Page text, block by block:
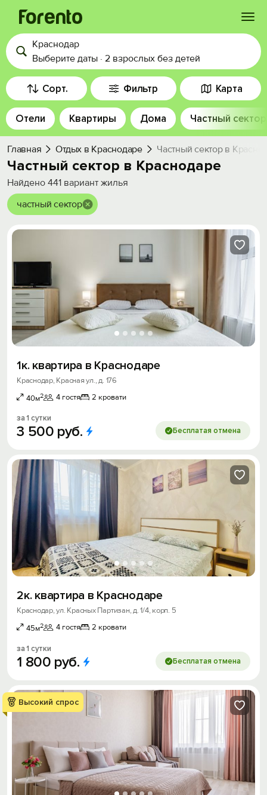
Войти
Избранное
История просмотра
Добавить свой объект
Краснодар
Выберите даты · 2 взрослых без детей
Сорт. Фильтр Карта
Отели Квартиры Дома Частный сектор
Главная Отдых в Краснодаре Частный сектор в
Частный сектор в Краснодаре
Найдено 441 вариант жилья
частный сектор
1к. квартира в Краснодаре
Краснодар, Красная ул., д. 176
40м2 4 гостя 2 кровати
за 1 сутки
3 500 руб. Бесплатая отмена
2к. квартира в Краснодаре
Краснодар, ул. Красных Партизан, д. 1/4, корп. 5
45м2 4 гостя 2 кровати
за 1 сутки
1 800 руб. Бесплатая отмена
Высокий спрос